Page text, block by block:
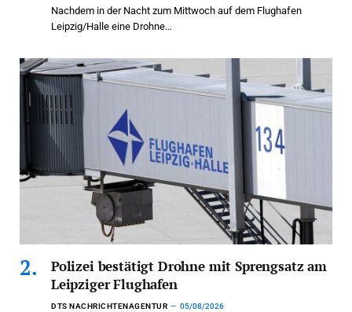
Nachdem in der Nacht zum Mittwoch auf dem Flughafen
Leipzig/Halle eine Drohne…
Polizei bestätigt Drohne mit Sprengsatz am
Leipziger Flughafen
DTS NACHRICHTENAGENTUR 05/08/2026